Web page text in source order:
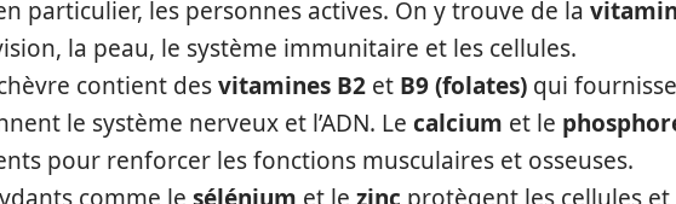
particulier, les personnes actives. On y trouve de la
la peau, le système immunitaire et les cellules.
contient desvitamines B2 et B9 (folates) qui
le système nerveux et l’ADN. Le calcium et le
pour renforcer les fonctions musculaires et osseuses.